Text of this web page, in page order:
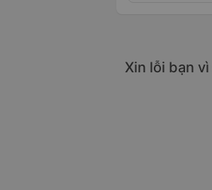
Xin lỗi bạn